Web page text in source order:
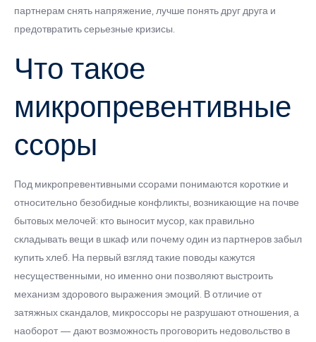
партнерам снять напряжение, лучше понять друг друга и
предотвратить серьезные кризисы.
Что такое
микропревентивные
ссоры
Под микропревентивными ссорами понимаются короткие и
относительно безобидные конфликты, возникающие на почве
бытовых мелочей: кто выносит мусор, как правильно
складывать вещи в шкаф или почему один из партнеров забыл
купить хлеб. На первый взгляд такие поводы кажутся
несущественными, но именно они позволяют выстроить
механизм здорового выражения эмоций. В отличие от
затяжных скандалов, микроссоры не разрушают отношения, а
наоборот — дают возможность проговорить недовольство в